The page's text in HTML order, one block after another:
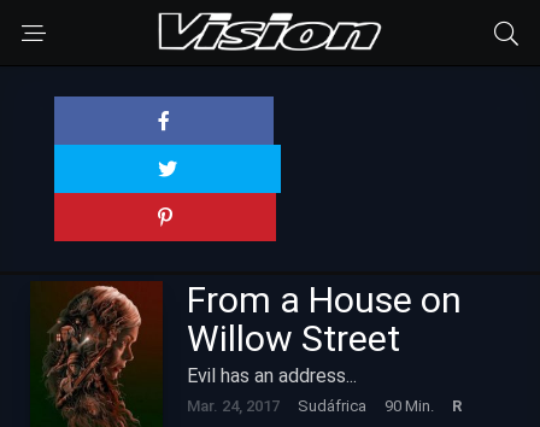
From a House on
Willow Street
Evil has an address...
Mar. 24, 2017 Sudáfrica 90 Min. R